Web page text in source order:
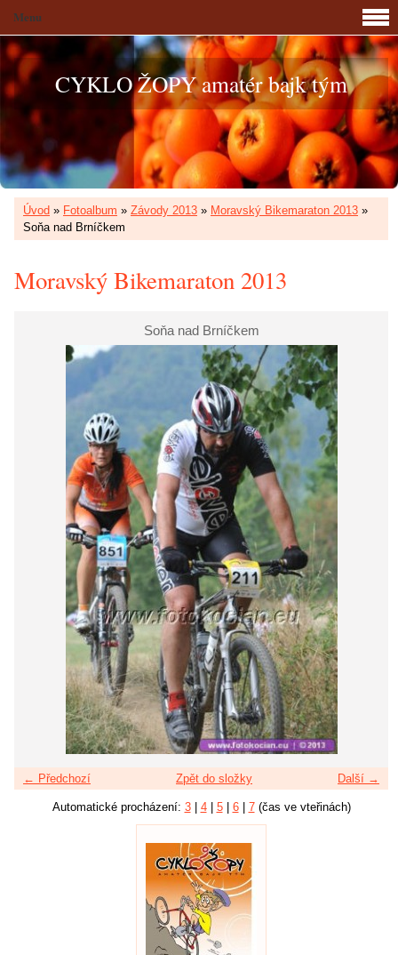
CYKLO ŽOPY amatér bajk tým
Úvod » Fotoalbum » Závody 2013 » Moravský Bikemaraton 2013 »
Soňa nad Brníčkem
Moravský Bikemaraton 2013
Soňa nad Brníčkem
← Předchozí Další →
Zpět do složky
Automatické procházení: 3| 4| 5| 6| 7(čas ve vteřinách)
Menu